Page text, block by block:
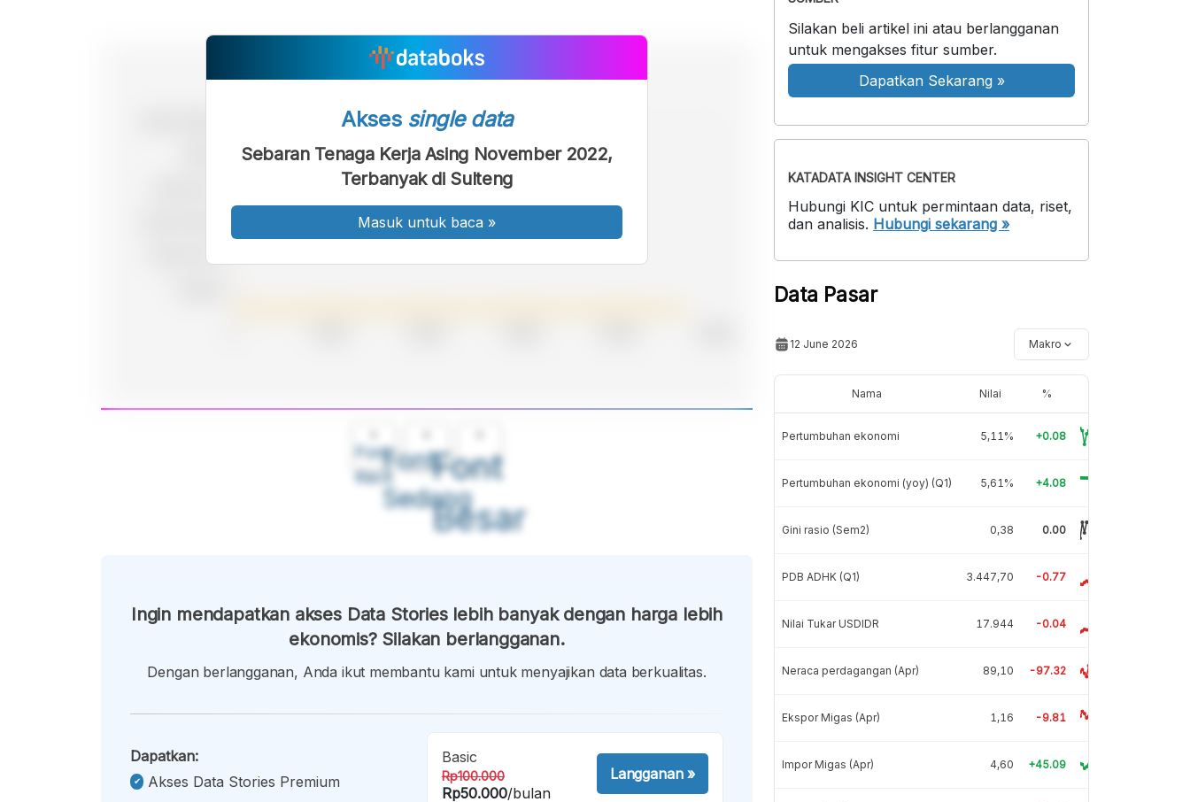
Font
Kecil
Font
Sedang
Font
Besar
Akses single data
Sebaran Tenaga Kerja Asing November 2022,
Terbanyak di Sulteng
Masuk untuk baca »
Ingin mendapatkan akses Data Stories lebih banyak dengan harga lebih
ekonomis? Silakan berlangganan.
Dengan berlangganan, Anda ikut membantu kami untuk menyajikan data berkualitas.
Dapatkan:
Akses Data Stories Premium
Basic
Rp100.000
Rp50.000/bulan
Langganan»
Silakan beli artikel ini atau berlangganan
untuk mengakses fitur sumber.
Dapatkan Sekarang »
KATADATA INSIGHT CENTER
Hubungi KIC untuk permintaan data, riset,
dan analisis. Hubungi sekarang »
Data Pasar
12 June 2026 Makro
Nama Nilai %
Pertumbuhan ekonomi 5,11% +0.08
Pertumbuhan ekonomi (yoy) (Q1) 5,61% +4.08
Gini rasio (Sem2) 0,38 0.00
PDB ADHK (Q1) 3.447,70 -0.77
Nilai Tukar USDIDR 17.944 -0.04
Neraca perdagangan (Apr) 89,10 -97.32
Ekspor Migas (Apr) 1,16 -9.81
Impor Migas (Apr) 4,60 +45.09